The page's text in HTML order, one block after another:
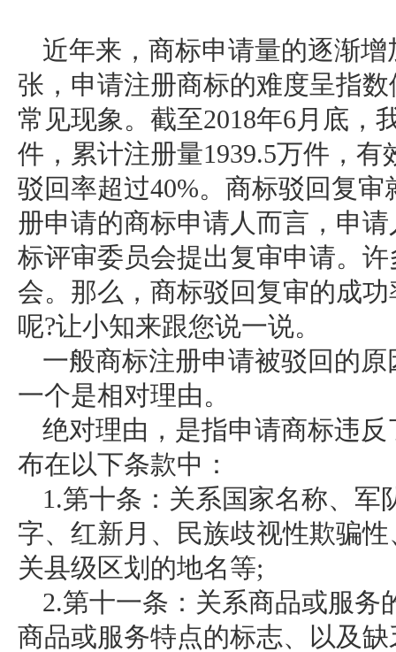
近年来，商标申请量的逐渐
张，申请注册商标的难度呈指
常见现象。截至2018年6月底，
件，累计注册量1939.5万件，
驳回率超过40%。商标驳回复
册申请的商标申请人而言，申
标评审委员会提出复审申请。
会。那么，商标驳回复审的成
呢?让小知来跟您说一说。
一般商标注册申请被驳回的
一个是相对理由。
绝对理由，是指申请商标违
布在以下条款中：
1.第十条：关系国家名称、军
字、红新月、民族歧视性欺骗
关县级区划的地名等;
2.第十一条：关系商品或服务
商品或服务特点的标志、以及